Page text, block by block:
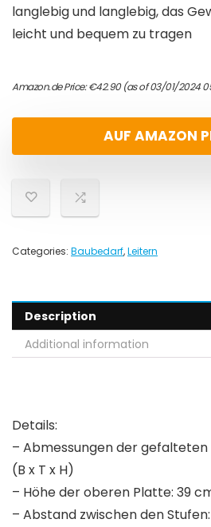
langlebig und langlebig, das
leicht und bequem zu tragen
Amazon.de Price:€42.90(as of 03/01/2024
AUF AMAZON
Categories: Baubedarf,Leitern
Description
Additional information
Details:
– Abmessungen der gefalteten
(B x T x H)
– Höhe der oberen Platte: 39
– Abstand zwischen den